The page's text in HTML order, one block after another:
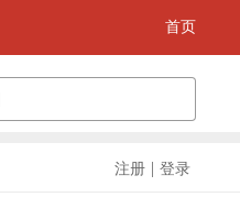
首页
注册 | 登录